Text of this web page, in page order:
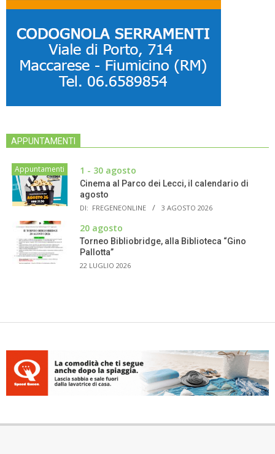
APPUNTAMENTI
Appuntamenti 1 - 30 agosto
Cinema al Parco dei Lecci, il calendario di
agosto
DI: FREGENEONLINE 3 AGOSTO 2026
20 agosto
Torneo Bibliobridge, alla Biblioteca “Gino
Pallotta”
22 LUGLIO 2026